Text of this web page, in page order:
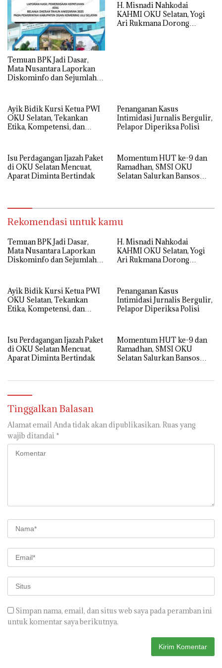
Temuan BPK Jadi Dasar,
Mata Nusantara Laporkan
Diskominfo dan Sejumlah
H. Misnadi Nahkodai
KAHMI OKU Selatan, Yogi
Ari Rukmana Dorong
Ayik Bidik Kursi Ketua PWI
OKU Selatan, Tekankan
Etika, Kompetensi, dan
Penanganan Kasus
Intimidasi Jurnalis Bergulir,
Pelapor Diperiksa Polisi
Isu Perdagangan Ijazah Paket
di OKU Selatan Mencuat,
Aparat Diminta Bertindak
Momentum HUT ke-9 dan
Ramadhan, SMSI OKU
Selatan Salurkan Bansos
Rekomendasi untuk kamu
Temuan BPK Jadi Dasar,
Mata Nusantara Laporkan
Diskominfo dan Sejumlah
H. Misnadi Nahkodai
KAHMI OKU Selatan, Yogi
Ari Rukmana Dorong
Ayik Bidik Kursi Ketua PWI
OKU Selatan, Tekankan
Etika, Kompetensi, dan
Penanganan Kasus
Intimidasi Jurnalis Bergulir,
Pelapor Diperiksa Polisi
Isu Perdagangan Ijazah Paket
di OKU Selatan Mencuat,
Aparat Diminta Bertindak
Momentum HUT ke-9 dan
Ramadhan, SMSI OKU
Selatan Salurkan Bansos
Tinggalkan Balasan
Alamat email Anda tidak akan dipublikasikan. Ruas yang
wajib ditandai *
Simpan nama, email, dan situs web saya pada peramban ini
untuk komentar saya berikutnya.